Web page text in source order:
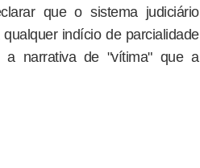
que o sistema judiciário
indício de parcialidade
a narrativa de "vítima" que a